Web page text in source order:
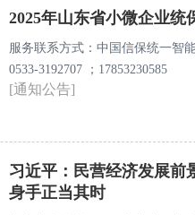
2025年山东省小微企业
服务联系方式：中国信保统一智
0533-3192707 ；17853230585
[通知公告]
习近平：民营经济发展前
身手正当其时